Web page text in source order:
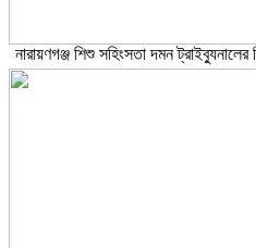
নারায়ণগঞ্জ শিশু সহিংসতা দমন